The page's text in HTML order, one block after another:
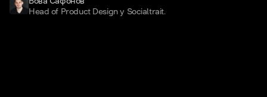
Head of Product Design у Socialtrait.